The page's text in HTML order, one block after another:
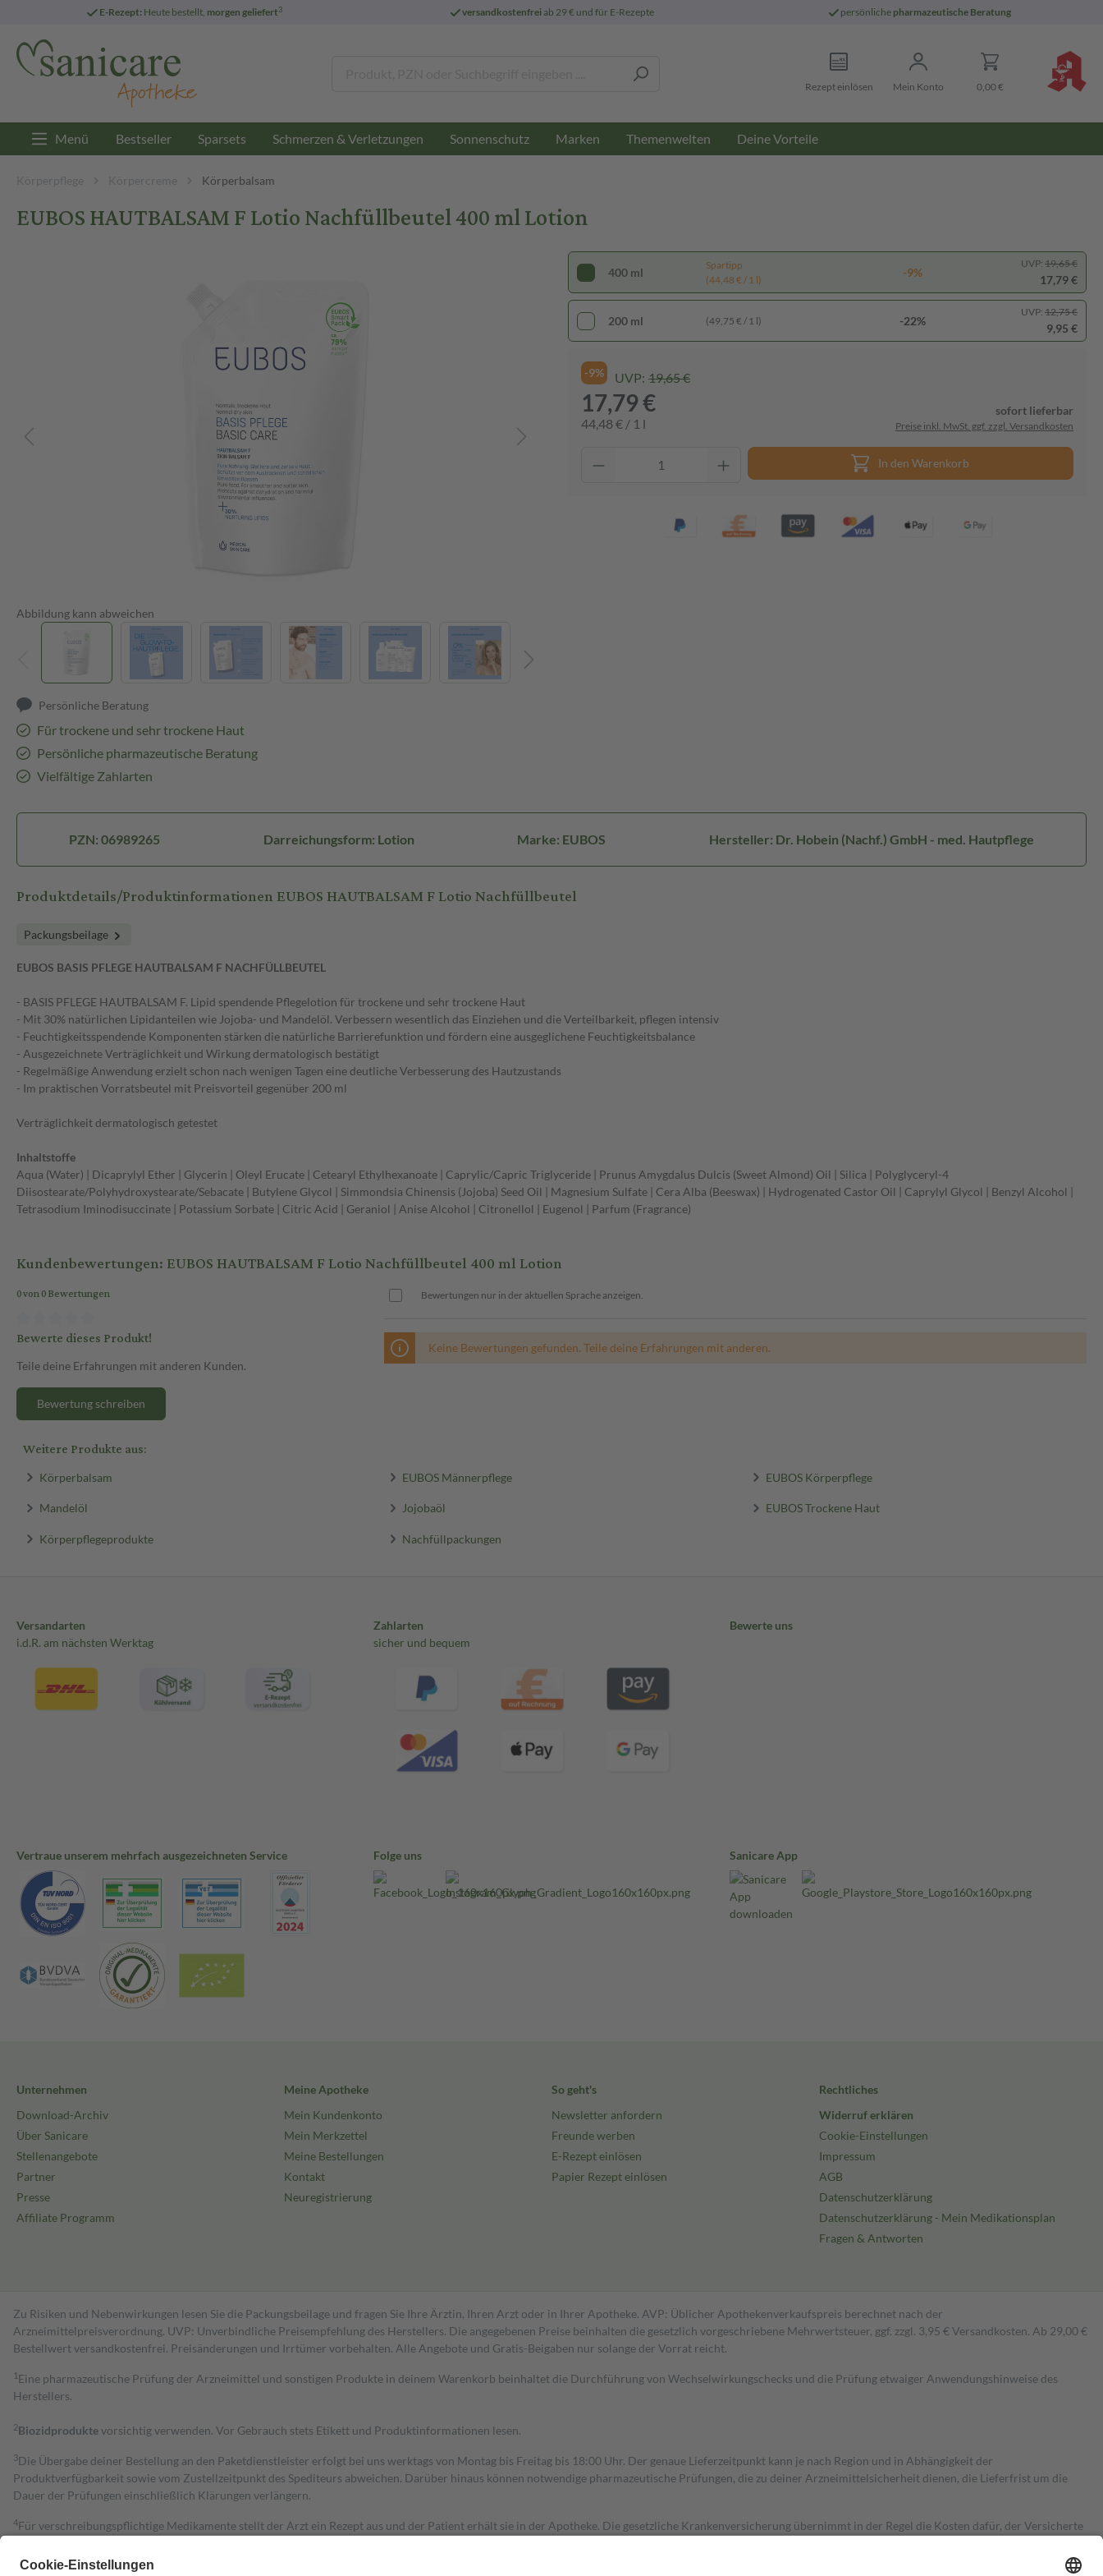
E-Rezept: Heute bestellt, morgen geliefert3 versandkostenfreiab 29 € und für E-Rezepte persönliche pharmazeutische Beratung
Rezept einlösen Mein Konto 0,00 €
Menü Bestseller Sparsets Schmerzen & Verletzungen Sonnenschutz Marken Themenwelten Deine Vorteile
Körperpflege Körpercreme Körperbalsam
EUBOS HAUTBALSAM F Lotio Nachfüllbeutel 400 ml Lotion
Abbildung kann abweichen
Persönliche Beratung
Für trockene und sehr trockene Haut
Persönliche pharmazeutische Beratung
Vielfältige Zahlarten
400 ml
Spartipp
(44,48 € / 1 l)
-9%
UVP: 19,65 €
17,79 €
200 ml (49,75 € / 1 l) -22%
UVP: 12,75 €
9,95 €
-9% UVP: 19,65 €
17,79 €
44,48 € / 1 l
sofort lieferbar
Preise inkl. MwSt. ggf. zzgl. Versandkosten
In den Warenkorb
PZN: 06989265 Darreichungsform: Lotion Marke: EUBOS Hersteller: Dr. Hobein (Nachf.) GmbH - med. Hautpflege
Produktdetails/Produktinformationen EUBOS HAUTBALSAM F Lotio Nachfüllbeutel
Packungsbeilage
EUBOS BASIS PFLEGE HAUTBALSAM F NACHFÜLLBEUTEL
- BASIS PFLEGE HAUTBALSAM F. Lipid spendende Pflegelotion für trockene und sehr trockene Haut
- Mit 30% natürlichen Lipidanteilen wie Jojoba- und Mandelöl. Verbessern wesentlich das Einziehen und die Verteilbarkeit, pflegen intensiv
- Feuchtigkeitsspendende Komponenten stärken die natürliche Barrierefunktion und fördern eine ausgeglichene Feuchtigkeitsbalance
- Ausgezeichnete Verträglichkeit und Wirkung dermatologisch bestätigt
- Regelmäßige Anwendung erzielt schon nach wenigen Tagen eine deutliche Verbesserung des Hautzustands
- Im praktischen Vorratsbeutel mit Preisvorteil gegenüber 200 ml
Verträglichkeit dermatologisch getestet
Inhaltstoffe
Aqua (Water) | Dicaprylyl Ether | Glycerin | Oleyl Erucate | Cetearyl Ethylhexanoate | Caprylic/Capric Triglyceride | Prunus Amygdalus Dulcis (Sweet Almond) Oil | Silica | Polyglyceryl-4
Diisostearate/Polyhydroxystearate/Sebacate | Butylene Glycol | Simmondsia Chinensis (Jojoba) Seed Oil | Magnesium Sulfate | Cera Alba (Beeswax) | Hydrogenated Castor Oil | Caprylyl Glycol | Benzyl Alcohol |
Tetrasodium Iminodisuccinate | Potassium Sorbate | Citric Acid | Geraniol | Anise Alcohol | Citronellol | Eugenol | Parfum (Fragrance)
Kundenbewertungen: EUBOS HAUTBALSAM F Lotio Nachfüllbeutel 400 ml Lotion
0 von 0 Bewertungen
Bewerte dieses Produkt!
Teile deine Erfahrungen mit anderen Kunden.
Bewertung schreiben
Bewertungen nur in der aktuellen Sprache anzeigen.
Keine Bewertungen gefunden. Teile deine Erfahrungen mit anderen.
Weitere Produkte aus:
Körperbalsam EUBOS Männerpflege EUBOS Körperpflege
Mandelöl Jojobaöl EUBOS Trockene Haut
Körperpflegeprodukte Nachfüllpackungen
Versandarten
i.d.R. am nächsten Werktag
Zahlarten
sicher und bequem
Bewerte uns
Vertraue unserem mehrfach ausgezeichneten Service Folge uns Sanicare App
Unternehmen
Download-Archiv
Über Sanicare
Stellenangebote
Partner
Presse
Affiliate Programm
Meine Apotheke
Mein Kundenkonto
Mein Merkzettel
Meine Bestellungen
Kontakt
Neuregistrierung
So geht's
Newsletter anfordern
Freunde werben
E-Rezept einlösen
Papier Rezept einlösen
Rechtliches
Widerruf erklären
Cookie-Einstellungen
Impressum
AGB
Datenschutzerklärung
Datenschutzerklärung - Mein Medikationsplan
Fragen & Antworten
Zu Risiken und Nebenwirkungen lesen Sie die Packungsbeilage und fragen Sie Ihre Ärztin, Ihren Arzt oder in Ihrer Apotheke. AVP: Üblicher Apothekenverkaufspreis berechnet nach der
Arzneimittelpreisverordnung. UVP: Unverbindliche Preisempfehlung des Herstellers. Die angegebenen Preise beinhalten die gesetzlich vorgeschriebene Mehrwertsteuer, ggf. zzgl. 3,95 € Versandkosten. Ab 29,00 €
Bestell­wert versand­kosten­frei. Preisänderungen und Irrtümer vorbehalten. Alle Angebote und Gratis-Beigaben nur solange der Vorrat reicht.
1 Eine pharmazeutische Prüfung der Arzneimittel und sonstigen Produkte in deinem Warenkorb beinhaltet die Durchführung von Wechselwirkungschecks und die Prüfung etwaiger Anwendungshinweise des
Herstellers.
2Biozidproduktevorsichtig verwenden. Vor Gebrauch stets Etikett und Produktinformationen lesen.
3Die Übergabe deiner Bestellung an den Paketdienstleister erfolgt bei uns werktags von Montag bis Freitag bis 18:00 Uhr. Der genaue Lieferzeitpunkt kann je nach Region und in Abhängigkeit der
Produktverfügbarkeit sowie vom Zustellzeitpunkt des Spediteurs abweichen. Darüber hinaus können notwendige pharmazeutische Prüfungen, die zu deiner Arzneimittelsicherheit dienen, die Lieferfrist um die
Dauer der Prüfungen einschließlich Klärungen verlängern.
4Für verschreibungspflichtige Medikamente stellt der Arzt ein Rezept aus und der Patient erhält sie in der Apotheke. Die gesetzliche Krankenversicherung übernimmt in der Regel die Kosten dafür, der Versicherte
Grundsätzlich leisten Mitglieder Zuzahlungen in Höhe von zehn Prozent des Abgabepreises,
Es sind jedoch nie mehr als die tatsächlichen Kosten der Leistung